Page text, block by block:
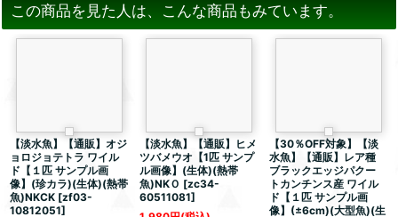
この商品を見た人は、こんな商品もみています。
【淡水魚】【通販】オジ
ョロジョテトラ ワイル
ド【１匹 サンプル画
像】(珍カラ)(生体)(熱帯
魚)NKCK [zf03-
10812051]
【淡水魚】【通販】ヒメ
ツバメウオ【1匹 サンプ
ル画像】(生体)(熱帯
魚)NKＯ [zc34-
60511081]
【30％OFF対象】【淡
水魚】【通販】レア種
ブラックエッジパクー
トカンチンス産 ワイル
ド【１匹 サンプル画
像】(±6cm)(大型魚)(生